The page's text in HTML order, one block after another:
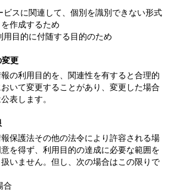
ビスに関連して、個別を識別できない形式
作成するため
用目的に付随する目的のため
変更
の利用目的を、関連性を有すると合理的
いて変更することがあり、変更した場合
表します。
保護法その他の法令により許容される場
を得ず、利用目的の達成に必要な範囲を
いません。但し、次の場合はこの限りで
合